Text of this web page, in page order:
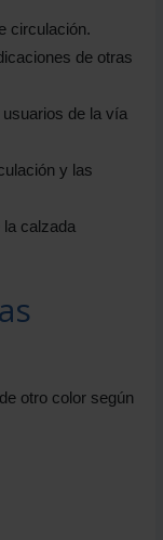
circulación.
de otras
de la vía
y las
calzada
otro color según